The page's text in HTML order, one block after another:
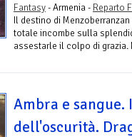
Fantasy- Armenia - Reparto
Il destino di
totale incombe sulla
assestarle il colpo di grazia.
Ambra e sangue.
dell'oscurità.